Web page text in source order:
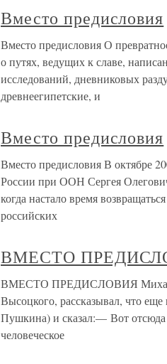
Вместо предисловия
Вместо предисловия О
о путях, ведущих к славе,
исследований, дневниковых
древнеегипетские, и
Вместо предисловия
Вместо предисловия В октябре
России при ООН Сергея
когда настало время
российских
ВМЕСТО
ВМЕСТО ПРЕДИСЛОВИЯ Михаил
Высоцкого, рассказывал, что
Пушкина) и сказал:— Вот
человеческое